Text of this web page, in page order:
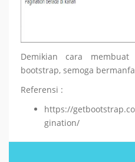
Demikian cara membuat
bootstrap, semoga
Referensi :
https://
gination/